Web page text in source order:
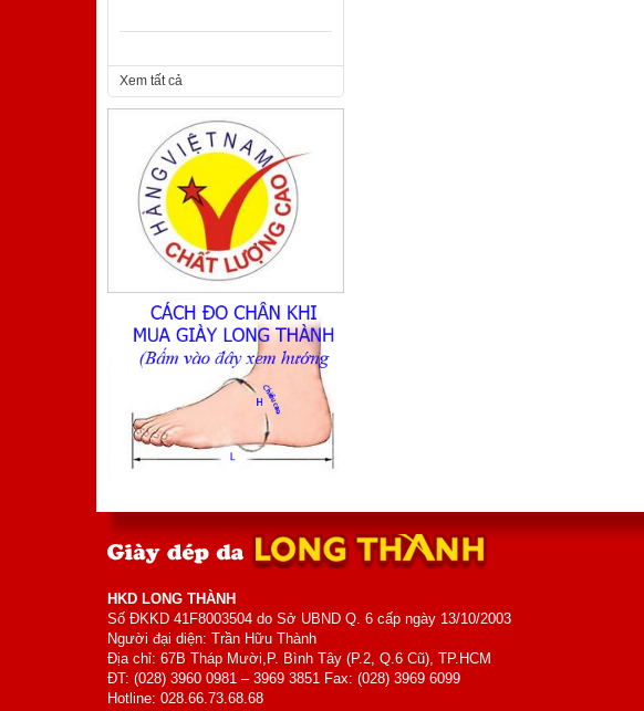
Giày nam
Mã sản phẩm: TA410TM
Giá:800.000 VNĐ
Xem tất cả
HKD LONG THÀNH
Số ĐKKD 41F8003504 do Sở UBND Q. 6 cấp ngày 13/10/2003
Người đại diện: Trần Hữu Thành
Địa chỉ: 67B Tháp Mười,P. Bình Tây (P.2, Q.6 Cũ), TP.HCM
ĐT: (028) 3960 0981 – 3969 3851 Fax: (028) 3969 6099
Hotline: 028.66.73.68.68